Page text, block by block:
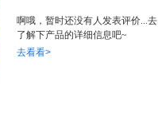
啊哦，暂时还没有人发表评价...去
了解下产品的详细信息吧~
去看看>